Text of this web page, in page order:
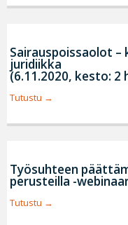
Sairauspoissaolot
juridiikka
(6.11.2020, kesto: 2
Tutustu
Työsuhteen
perusteilla -
Tutustu